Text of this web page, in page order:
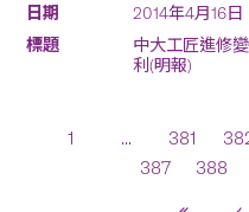
2014年4月16日
中大工匠進修
利(明報)
1 ... 381
387
388